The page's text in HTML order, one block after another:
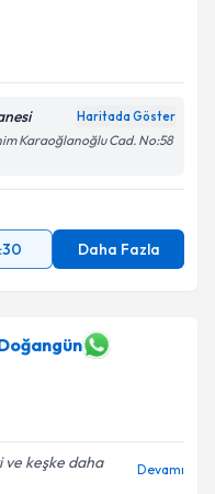
Haritada Göster
Karaoğlanoğlu Cad. No:58
Daha Fazla
keşke daha
Devamı